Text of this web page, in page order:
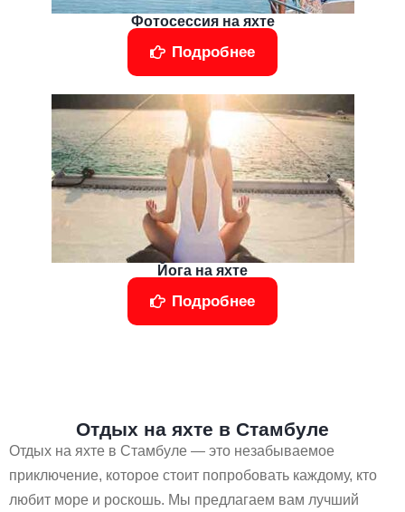
Фотосессия на яхте
Подробнее
Йога на яхте
Подробнее
Отдых на яхте в Стамбуле
Отдых на яхте в Стамбуле — это незабываемое
приключение, которое стоит попробовать каждому, кто
любит море и роскошь. Мы предлагаем вам лучший